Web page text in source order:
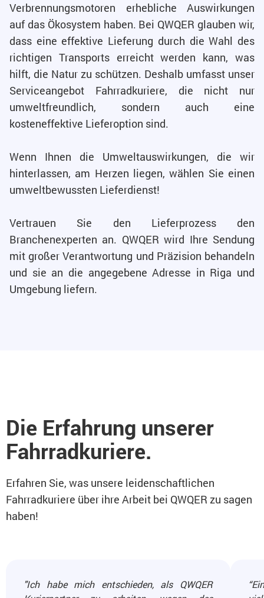
Verbrennungsmotoren erhebliche Auswirkungen
auf das Ökosystem haben. Bei QWQER glauben wir,
dass eine effektive Lieferung durch die Wahl des
richtigen Transports erreicht werden kann, was
hilft, die Natur zu schützen. Deshalb umfasst unser
Serviceangebot Fahrradkuriere, die nicht nur
umweltfreundlich, sondern auch eine
kosteneffektive Lieferoption sind.
Wenn Ihnen die Umweltauswirkungen, die wir
hinterlassen, am Herzen liegen, wählen Sie einen
umweltbewussten Lieferdienst!
Vertrauen Sie den Lieferprozess den
Branchenexperten an. QWQER wird Ihre Sendung
mit großer Verantwortung und Präzision behandeln
und sie an die angegebene Adresse in Riga und
Umgebung liefern.
Die Erfahrung unserer
Fahrradkuriere.
Erfahren Sie, was unsere leidenschaftlichen
Fahrradkuriere über ihre Arbeit bei QWQER zu sagen
haben!
"Ich habe mich entschieden, als QWQER